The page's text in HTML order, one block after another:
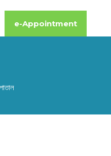
e-Appointment